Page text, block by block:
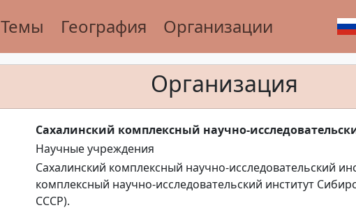
Темы География Организации
Организация
Сахалинский комплексный научно-
Научные учреждения
Сахалинский комплексный научно-исследовательский
комплексный научно-исследовательский институт
СССР).